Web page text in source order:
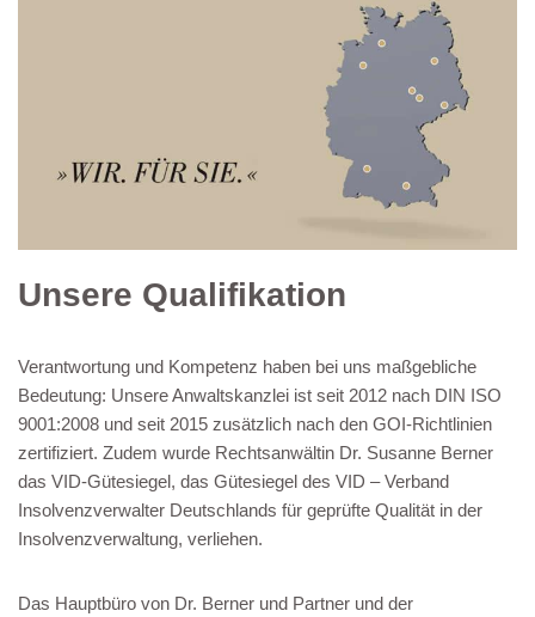
Unsere Qualifikation
Verantwortung und Kompetenz haben bei uns maßgebliche
Bedeutung: Unsere Anwaltskanzlei ist seit 2012 nach DIN ISO
9001:2008 und seit 2015 zusätzlich nach den GOI-Richtlinien
zertifiziert. Zudem wurde Rechtsanwältin Dr. Susanne Berner
das VID-Gütesiegel, das Gütesiegel des VID – Verband
Insolvenzverwalter Deutschlands für geprüfte Qualität in der
Insolvenzverwaltung, verliehen.
Das Hauptbüro von Dr. Berner und Partner und der